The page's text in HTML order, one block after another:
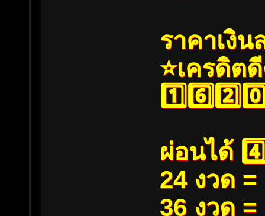
ราคาเงิน
⭐️เครดิต
ผ่อนได้
24 งวด =
36 งวด =